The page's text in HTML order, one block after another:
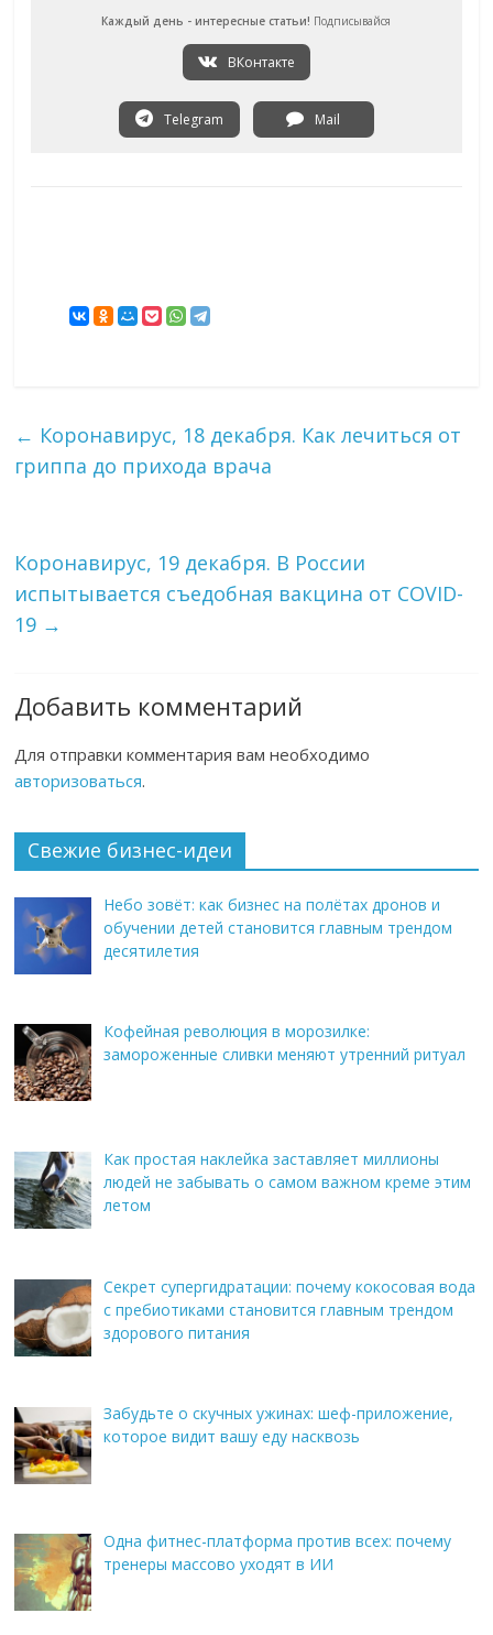
Каждый день - интересные статьи! Подписывайся
ВКонтакте
Telegram Mail
← Коронавирус, 18 декабря. Как лечиться от
гриппа до прихода врача
Коронавирус, 19 декабря. В России
испытывается съедобная вакцина от COVID-
19 →
Добавить комментарий
Для отправки комментария вам необходимо
авторизоваться.
Свежие бизнес-идеи
Небо зовёт: как бизнес на полётах дронов и
обучении детей становится главным трендом
десятилетия
Кофейная революция в морозилке:
замороженные сливки меняют утренний ритуал
Как простая наклейка заставляет миллионы
людей не забывать о самом важном креме этим
летом
Секрет супергидратации: почему кокосовая вода
с пребиотиками становится главным трендом
здорового питания
Забудьте о скучных ужинах: шеф-приложение,
которое видит вашу еду насквозь
Одна фитнес-платформа против всех: почему
тренеры массово уходят в ИИ